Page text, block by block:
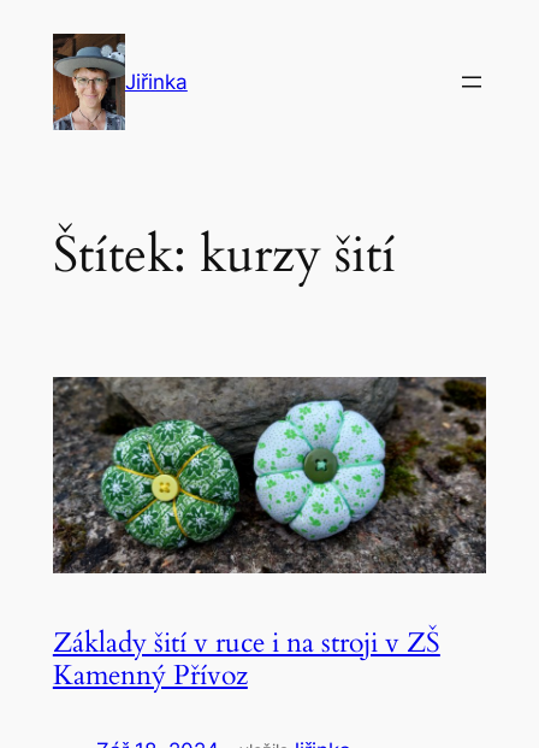
obsah
Jiřinka
Štítek: kurzy šití
Základy šití v ruce i na stroji v ZŠ
Kamenný Přívoz